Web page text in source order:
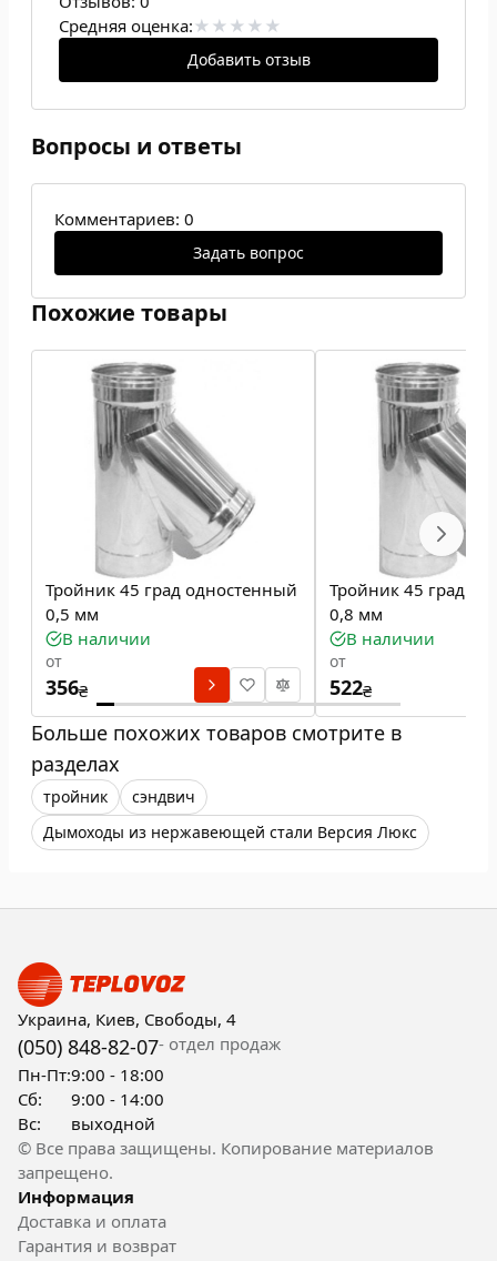
Средняя оценка:
Добавить отзыв
Вопросы и ответы
Комментариев: 0
Задать вопрос
Похожие товары
Тройник 45 град одностенный
0,5 мм
В наличии
от
356₴
Тройник 45 град
0,8 мм
В наличии
от
522₴
Больше похожих товаров смотрите в
разделах
тройник
сэндвич
Дымоходы из нержавеющей стали Версия Люкс
Украина, Киев, Свободы, 4
(050) 848-82-07- отдел продаж
Пн-Пт:9:00 - 18:00
Сб:
9:00 - 14:00
Вс:
выходной
© Все права защищены. Копирование материалов
запрещено.
Информация
Доставка и оплата
Гарантия и возврат